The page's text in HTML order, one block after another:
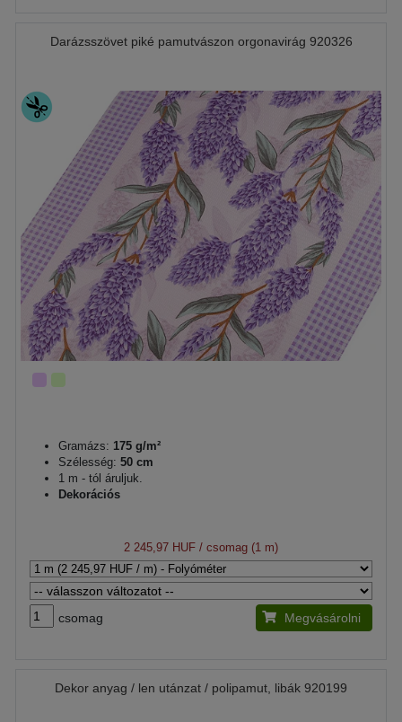
Darázsszövet piké pamutvászon orgonavirág 920326
Gramázs: 175 g/m²
Szélesség: 50 cm
1 m - tól áruljuk.
Dekorációs
2 245,97 HUF / csomag (1 m)
csomag Megvásárolni
Dekor anyag / len utánzat / polipamut, libák 920199